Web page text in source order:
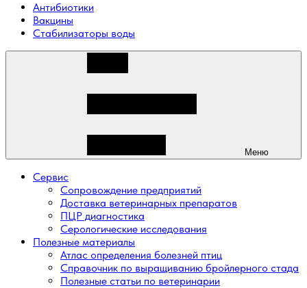
Антибиотики
Вакцины
Стабилизаторы воды
Меню
Сервис
Сопровождение предприятий
Доставка ветеринарных препаратов
ПЦР диагностика
Серологические исследования
Полезные материалы
Атлас определения болезней птиц
Справочник по выращиванию бройлерного стада
Полезные статьи по ветеринарии